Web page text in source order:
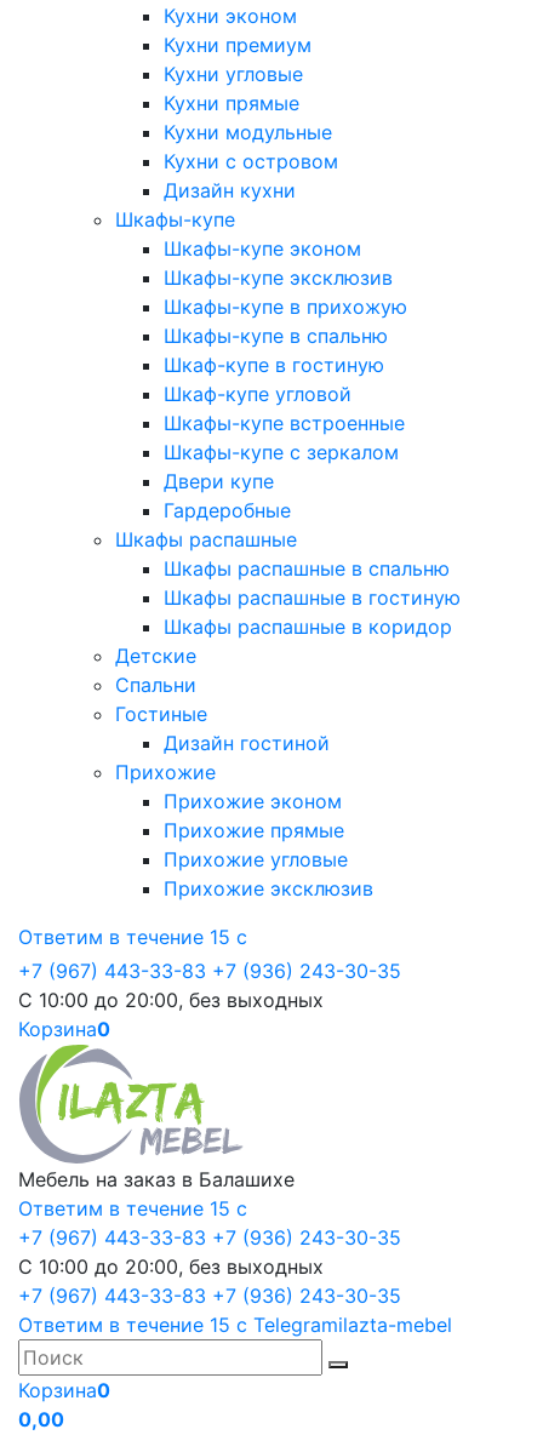
Кухни эконом
Кухни премиум
Кухни угловые
Кухни прямые
Кухни модульные
Кухни с островом
Дизайн кухни
Шкафы-купе
Шкафы-купе эконом
Шкафы-купе эксклюзив
Шкафы-купе в прихожую
Шкафы-купе в спальню
Шкаф-купе в гостиную
Шкаф-купе угловой
Шкафы-купе встроенные
Шкафы-купе с зеркалом
Двери купе
Гардеробные
Шкафы распашные
Шкафы распашные в спальню
Шкафы распашные в гостиную
Шкафы распашные в коридор
Детские
Спальни
Гостиные
Дизайн гостиной
Прихожие
Прихожие эконом
Прихожие прямые
Прихожие угловые
Прихожие эксклюзив
Ответим в течение 15 с
+7 (967) 443-33-83 +7 (936) 243-30-35
С 10:00 до 20:00, без выходных
Корзина0
Мебель на заказ в Балашихе
Ответим в течение 15 с
+7 (967) 443-33-83 +7 (936) 243-30-35
С 10:00 до 20:00, без выходных
+7 (967) 443-33-83 +7 (936) 243-30-35
Ответим в течение 15 с Telegramilazta-mebel
Корзина0
0,00